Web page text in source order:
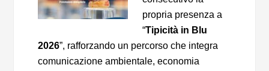
propria presenza a
“Tipicità in Blu
2026”, rafforzando un percorso che integra
comunicazione ambientale, economia